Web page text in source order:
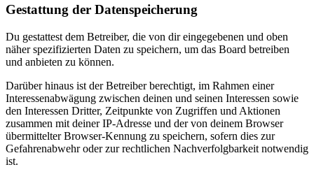
Gestattung der Datenspeicherung
Du gestattest dem Betreiber, die von dir eingegebenen und oben
näher spezifizierten Daten zu speichern, um das Board betreiben
und anbieten zu können.
Darüber hinaus ist der Betreiber berechtigt, im Rahmen einer
Interessenabwägung zwischen deinen und seinen Interessen sowie
den Interessen Dritter, Zeitpunkte von Zugriffen und Aktionen
zusammen mit deiner IP-Adresse und der von deinem Browser
übermittelter Browser-Kennung zu speichern, sofern dies zur
Gefahrenabwehr oder zur rechtlichen Nachverfolgbarkeit notwendig
ist.